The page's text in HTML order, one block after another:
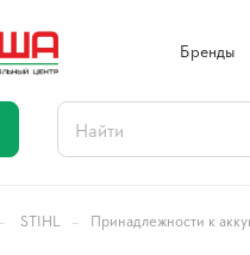
Бренды
– STIHL – Принадлежности к